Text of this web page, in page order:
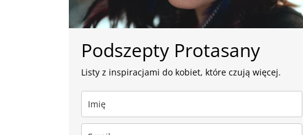
Podszepty Protasany
Listy z inspiracjami do kobiet, które czują więcej.